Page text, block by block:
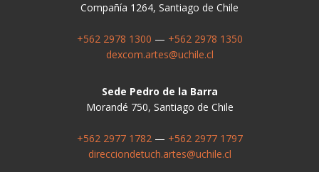
Compañía 1264, Santiago de Chile
+562 2978 1300 — +562 2978 1350
dexcom.artes@uchile.cl
Sede Pedro de la Barra
Morandé 750, Santiago de Chile
+562 2977 1782— +562 2977 1797
direcciondetuch.artes@uchile.cl